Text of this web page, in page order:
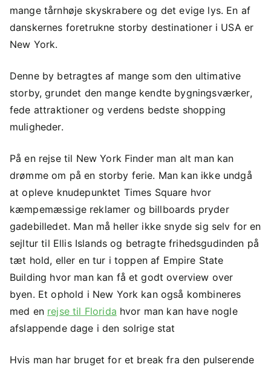
mange tårnhøje skyskrabere og det evige lys. En af
danskernes foretrukne storby destinationer i USA er
New York.
Denne by betragtes af mange som den ultimative
storby, grundet den mange kendte bygningsværker,
fede attraktioner og verdens bedste shopping
muligheder.
På en rejse til New York Finder man alt man kan
drømme om på en storby ferie. Man kan ikke undgå
at opleve knudepunktet Times Square hvor
kæmpemæssige reklamer og billboards pryder
gadebilledet. Man må heller ikke snyde sig selv for en
sejltur til Ellis Islands og betragte frihedsgudinden på
tæt hold, eller en tur i toppen af Empire State
Building hvor man kan få et godt overview over
byen. Et ophold i New York kan også kombineres
med en rejse til Florida hvor man kan have nogle
afslappende dage i den solrige stat
Hvis man har bruget for et break fra den pulserende